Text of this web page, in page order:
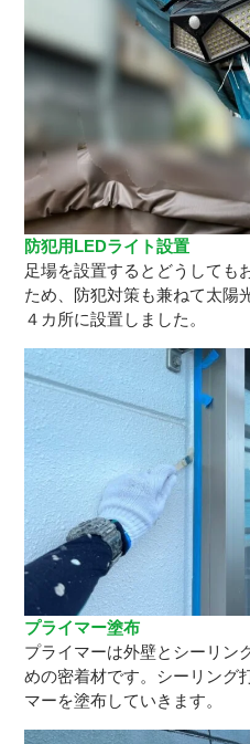
防犯用LEDライト設置
足場を設置するとどうしても
ため、防犯対策も兼ねて太陽
４カ所に設置しました。
プライマー塗布
プライマーは外壁とシーリン
めの密着材です。シーリング
マーを塗布していきます。